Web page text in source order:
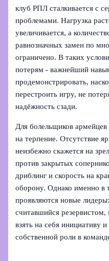
клуб РПЛ сталкивается с
проблемами. Нагрузка
увеличивается, а
равнозначных замен по
ограничено. В таких
потерям - важнейший
продемонстрировать,
перестроить игру, не
надёжность сзади.
Для болельщиков
на терпение. Отсутствие
неизбежно скажется на
против закрытых
дриблинг и скорость на
оборону. Однако именно в
проявляются новые
считавшийся
взять на себя инициативу
собственной роли в